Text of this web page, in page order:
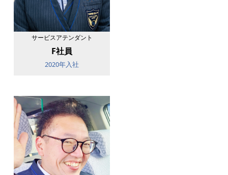
サービスアテンダント
F社員
2020年入社